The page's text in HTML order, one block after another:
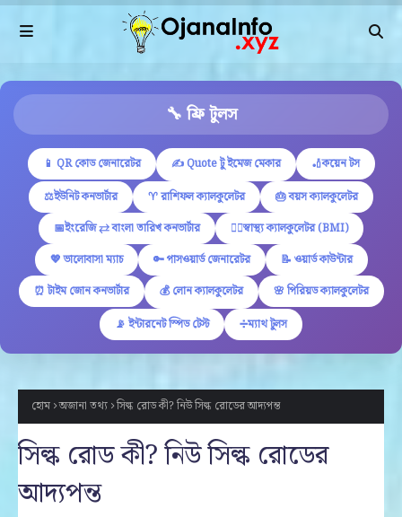
🔧 ফ্রি টুলস
📱 QR কোড জেনারেটর ✍ Quote টু ইমেজ মেকার
🏏কয়েন টস
⚖️ইউনিট কনভার্টার
♈ রাশিফল ক্যালকুলেটর
🎂 বয়স ক্যালকুলেটর
📅ইংরেজি ⇄ বাংলা তারিখ কনভার্টার
🏋️‍♂️স্বাস্থ্য ক্যালকুলেটর (BMI)
💖 ভালোবাসা ম্যাচ
🔑 পাসওয়ার্ড জেনারেটর
📝 ওয়ার্ড কাউন্টার
⏰ টাইম জোন কনভার্টার
💰 লোন ক্যালকুলেটর
🌸 পিরিয়ড ক্যালকুলেটর
📡 ইন্টারনেট স্পিড টেস্ট
➗ম্যাথ টুলস
হোম অজানা তথ্য সিল্ক রোড কী? নিউ সিল্ক রোডের আদ্যপন্ত
সিল্ক রোড কী? নিউ সিল্ক রোডের
আদ্যপন্ত